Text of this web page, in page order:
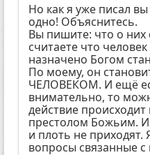
Но как я уже писал
одно! Объяснитесь.
Вы пишите: что о
считаете что
назначено Богом
По моему, он
ЧЕЛОВЕКОМ. И ещё
внимательно, то
действие
престолом Божьим.
и плоть не приходят.
вопросы связанные